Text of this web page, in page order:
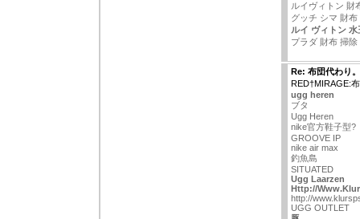
ルイヴィトン 財
グッチ シマ 財布
ルイ ヴィトン 水
プラダ 財布 掃除
Re: 布団代わり。
RED†MIRAGE:
ugg heren
ブタ
Ugg Heren
nike官方鞋子型?
GROOVE IP
nike air max
釣魚島
SITUATED
Ugg Laarzen
Http://
http://
UGG OUTLET